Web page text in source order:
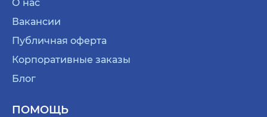
О нас
Вакансии
Публичная оферта
Корпоративные заказы
Блог
ПОМОЩЬ